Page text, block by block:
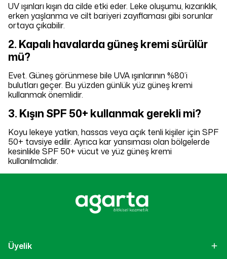
UV ışınları kışın da cilde etki eder. Leke oluşumu, kızarıklık,
erken yaşlanma ve cilt bariyeri zayıflaması gibi sorunlar
ortaya çıkabilir.
2. Kapalı havalarda güneş kremi sürülür
mü?
Evet. Güneş görünmese bile UVA ışınlarının %80’i
bulutları geçer. Bu yüzden günlük yüz güneş kremi
kullanmak önemlidir.
3. Kışın SPF 50+ kullanmak gerekli mi?
Koyu lekeye yatkın, hassas veya açık tenli kişiler için SPF
50+ tavsiye edilir. Ayrıca kar yansıması olan bölgelerde
kesinlikle SPF 50+ vücut ve yüz güneş kremi
kullanılmalıdır.
Üyelik